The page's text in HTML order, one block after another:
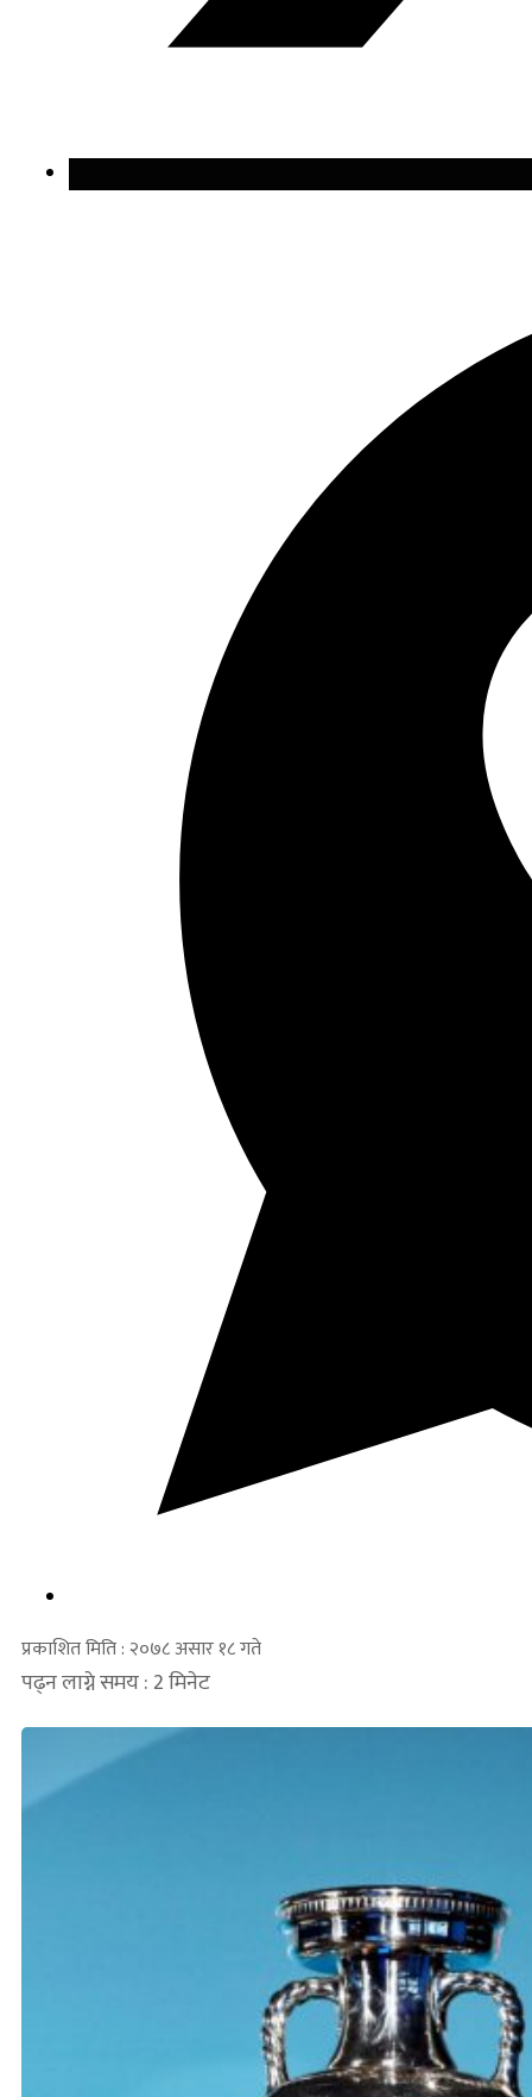
प्रकाशित मिति : २०७८ असार १८ गते
पढ्न लाग्ने समय : 2 मिनेट